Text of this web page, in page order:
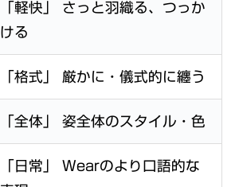
「軽快」 さっと羽織る、つっか
ける
「格式」 厳かに・儀式的に纏う
「全体」 姿全体のスタイル・色
「日常」 Wearのより口語的な